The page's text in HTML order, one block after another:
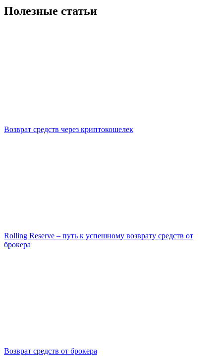
Полезные статьи
Возврат средств через криптокошелек
Rolling Reserve – путь к успешному возврату средств от
брокера
Возврат средств от брокера